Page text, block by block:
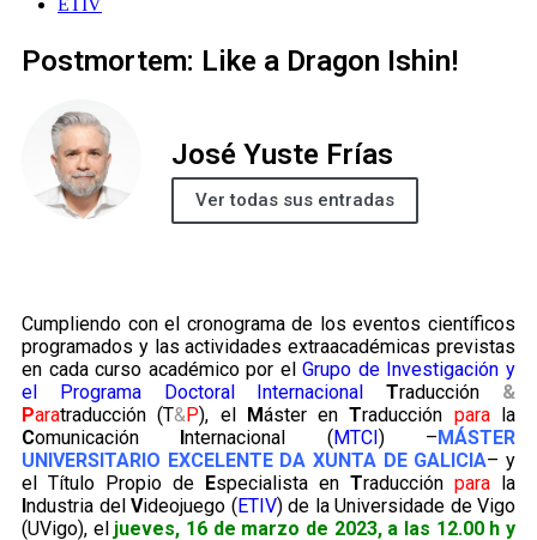
ETIV
Postmortem: Like a Dragon Ishin!
José Yuste Frías
Ver todas sus entradas
Cumpliendo con el cronograma de los eventos científicos
programados y las actividades extraacadémicas previstas
en cada curso académico por elGrupo de Investigación y
el Programa Doctoral Internacional
Traducción &
Paratraducción (T&P), el Máster enTraducción parala
Comunicación Internacional (MTCI) –MÁSTER
UNIVERSITARIO EXCELENTE DA XUNTA DE GALICIA– y
el Título Propio de Especialista en Traducción para la
Industria del Videojuego (ETIV) de la Universidade de Vigo
(UVigo), el jueves, 16 de marzo de 2023, a las 12.00 h y